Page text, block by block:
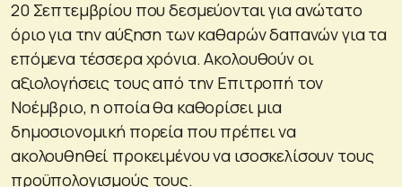
20 Σεπτεμβρίου που δεσμεύονται για ανώτατο
όριο για την αύξηση των καθαρών δαπανών για τα
επόμενα τέσσερα χρόνια. Ακολουθούν οι
αξιολογήσεις τους από την Επιτροπή τον
Νοέμβριο, η οποία θα καθορίσει μια
δημοσιονομική πορεία που πρέπει να
ακολουθηθεί προκειμένου να ισοσκελίσουν τους
προϋπολογισμούς τους.